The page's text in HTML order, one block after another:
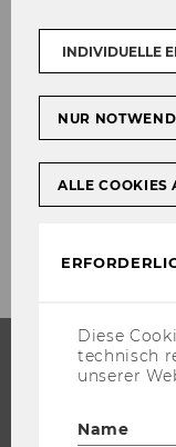
Anmelden
INTERNE
WARUM WU?
INDIVIDUELLE
NUR
ALLE COOKIES
Diese
technisch
unserer
Name